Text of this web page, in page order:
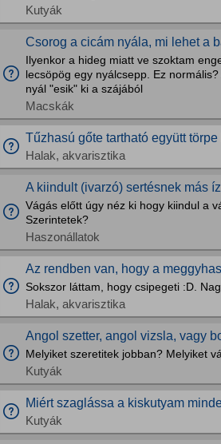
Kutyák
Csorog a cicám nyála, mi lehet a
Ilyenkor a hideg miatt ve szoktam
lecsöpög egy nyálcsepp. Ez
nyál "esik" ki a szájából
Macskák
Tűzhasú gőte tartható együtt
Halak, akvarisztika
A kiindult (ivarzó) sertésnek más
Vágás előtt úgy néz ki hogy kiindul a
Szerintetek?
Haszonállatok
Az rendben van, hogy a
Sokszor láttam, hogy csipegeti :D.
Halak, akvarisztika
Angol szetter, angol vizsla, vagy
Melyiket szeretitek jobban? Melyiket
Kutyák
Miért szaglássa a kiskutyam
Kutyák